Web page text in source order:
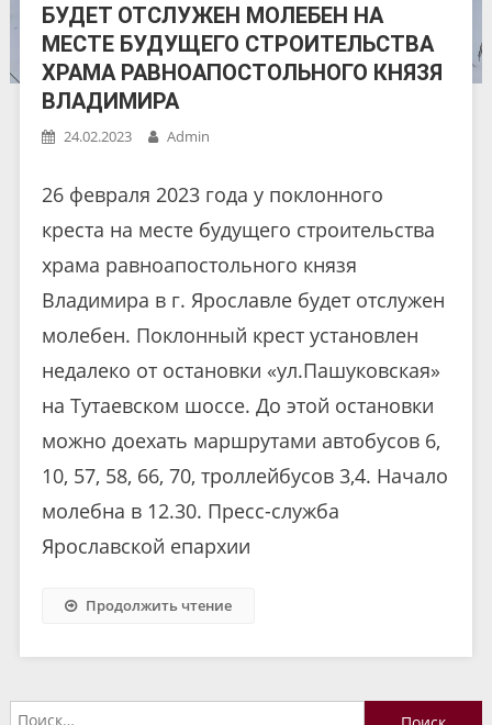
БУДЕТ ОТСЛУЖЕН МОЛЕБЕН НА
МЕСТЕ БУДУЩЕГО СТРОИТЕЛЬСТВА
ХРАМА РАВНОАПОСТОЛЬНОГО КНЯЗЯ
ВЛАДИМИРА
24.02.2023 Admin
26 февраля 2023 года у поклонного
креста на месте будущего строительства
храма равноапостольного князя
Владимира в г. Ярославле будет отслужен
молебен. Поклонный крест установлен
недалеко от остановки «ул.Пашуковская»
на Тутаевском шоссе. До этой остановки
можно доехать маршрутами автобусов 6,
10, 57, 58, 66, 70, троллейбусов 3,4. Начало
молебна в 12.30. Пресс-служба
Ярославской епархии
Продолжить чтение
Найти: